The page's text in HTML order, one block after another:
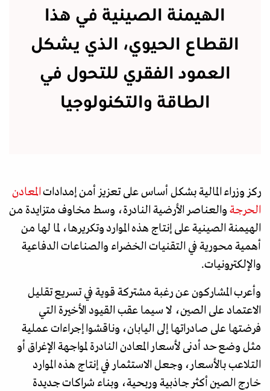
الهيمنة الصينية في هذا
القطاع الحيوي، الذي يشكل
العمود الفقري للتحول في
الطاقة والتكنولوجيا
ركز وزراء المالية بشكل أساس على تعزيز أمن إمداداتالمعادن
الحرجة والعناصر الأرضية النادرة، وسط مخاوف متزايدة من
الهيمنة الصينية على إنتاج هذه الموارد وتكريرها، لما لها من
أهمية محورية في التقنيات الخضراء والصناعات الدفاعية
والإلكترونيات.
وأعرب المشاركون عن رغبة مشتركة قوية في تسريع تقليل
الاعتماد على الصين، لا سيما عقب القيود الأخيرة التي
فرضتها على صادراتها إلى اليابان، وناقشوا إجراءات عملية
مثل وضع حد أدنى لأسعار المعادن النادرة لمواجهة الإغراق أو
التلاعب بالأسعار، وجعل الاستثمار في إنتاج هذه الموارد
خارج الصين أكثر جاذبية وربحية، وبناء شراكات جديدة